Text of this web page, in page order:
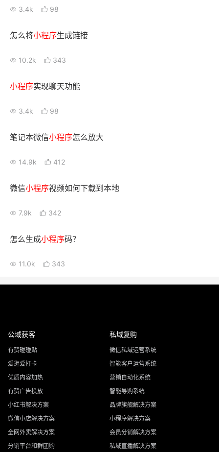
3.4k 98
怎么将小程序生成链接
10.2k 343
小程序实现聊天功能
3.4k 98
笔记本微信小程序怎么放大
14.9k 412
微信小程序视频如何下载到本地
7.9k 342
怎么生成小程序码？
11.0k 343
公域获客
有赞碰碰贴
爱逛爱打卡
优质内容加热
有赞广告投放
小红书解决方案
微信小店解决方案
全网外卖解决方案
分销平台和群团购
私域复购
微信私域运营系统
智能客户运营系统
营销自动化系统
智能导购系统
品牌旗舰解决方案
小程序解决方案
会员分销解决方案
私域直播解决方案